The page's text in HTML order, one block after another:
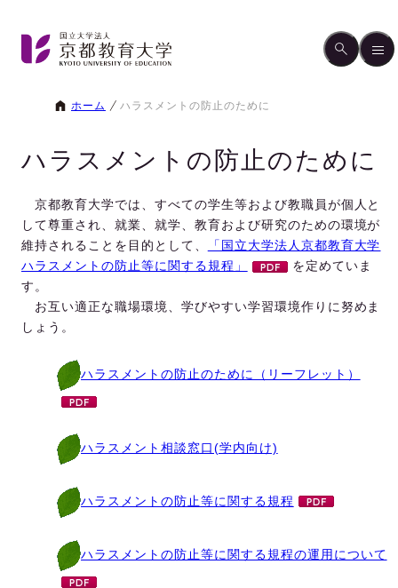
ホーム ハラスメントの防止のために
ハラスメントの防止のために
京都教育大学では、すべての学生等および教職員が個人と
して尊重され、就業、就学、教育および研究のための環境が
維持されることを目的として、
「国立大学法人京都教育大学
ハラスメントの防止等に関する規程」
を定めていま
す。
お互い適正な職場環境、学びやすい学習環境作りに努めま
しょう。
ハラスメントの防止のために（リーフレット）
ハラスメント相談窓口(学内向け)
ハラスメントの防止等に関する規程
ハラスメントの防止等に関する規程の運用について